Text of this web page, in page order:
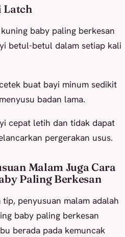
Latch
baby paling berkesan
betul-betul dalam setiap kali
buat bayi minum sedikit
badan lama.
cepat letih dan tidak dapat
pergerakan usus.
Malam Juga Cara
Paling Berkesan
penyusuan malam adalah
baby paling berkesan
berada pada kemuncak